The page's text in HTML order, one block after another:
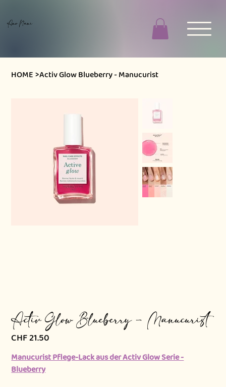
Ano Nani
HOME >Activ Glow Blueberry - Manucurist
Activ Glow Blueberry - Manucurist
Preis
CHF 21.50
Manucurist Pflege-Lack aus der Activ Glow Serie -
Blueberry